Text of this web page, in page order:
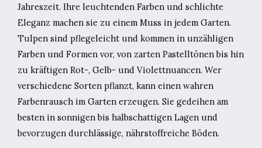
Jahreszeit. Ihre leuchtenden Farben und schlichte
Eleganz machen sie zu einem Muss in jedem Garten.
Tulpen sind pflegeleicht und kommen in unzähligen
Farben und Formen vor, von zarten Pastelltönen bis hin
zu kräftigen Rot-, Gelb- und Violettnuancen. Wer
verschiedene Sorten pflanzt, kann einen wahren
Farbenrausch im Garten erzeugen. Sie gedeihen am
besten in sonnigen bis halbschattigen Lagen und
bevorzugen durchlässige, nährstoffreiche Böden.